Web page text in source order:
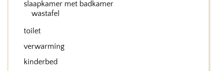
slaapkamer met badkamer
wastafel
toilet
verwarming
kinderbed